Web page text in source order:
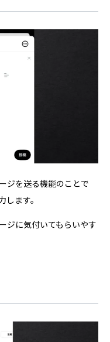
ジを送る機能のことで
ます。
ジに気付いてもらいやす